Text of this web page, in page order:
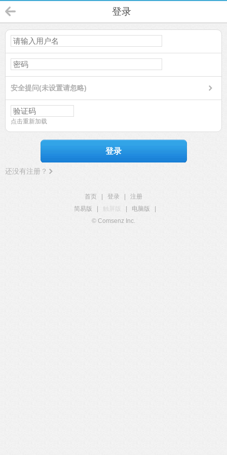
登录
安全提问(未设置请忽略)
点击重新加载
登录
还没有注册？
首页 登录
注册
简易版
触屏版 电脑版
© Comsenz Inc.